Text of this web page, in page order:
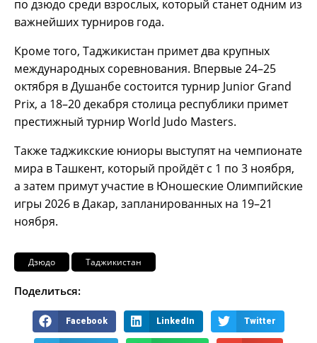
по дзюдо среди взрослых, который станет одним из
важнейших турниров года.
Кроме того, Таджикистан примет два крупных
международных соревнования. Впервые 24–25
октября в Душанбе состоится турнир Junior Grand
Prix, а 18–20 декабря столица республики примет
престижный турнир World Judo Masters.
Также таджикские юниоры выступят на чемпионате
мира в Ташкент, который пройдёт с 1 по 3 ноября,
а затем примут участие в Юношеские Олимпийские
игры 2026 в Дакар, запланированных на 19–21
ноября.
Дзюдо Таджикистан
Поделиться:
Facebook LinkedIn Twitter